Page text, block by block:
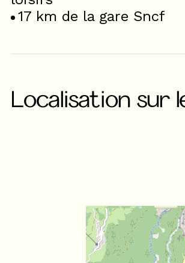
17 km de la gare Sncf
Localisation sur